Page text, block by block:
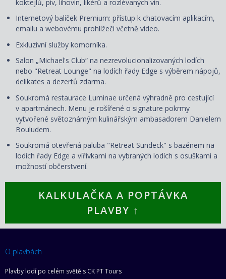
koktejlů, piv, lihovin, likérů a rozlévaných vín.
Internetový balíček Premium: přístup k chatovacím aplikacím,
emailu a webovému prohlížeči včetně video.
Exkluzivní služby komorníka.
Salon „Michael's Club“ na nezrevolucionalizovaných lodích
nebo "Retreat Lounge" na lodích řady Edge s výběrem nápojů,
delikates a dezertů zdarma.
Soukromá restaurace Luminae určená výhradně pro cestující
v apartmánech. Menu je rošířené o signature pokrmy
vytvořené světoznámým kulinářským ambasadorem Danielem
Bouludem.
Soukromá otevřená paluba "Retreat Sundeck" s bazénem na
lodích řady Edge a vířivkami na vybraných lodích s osuškami a
možností občerstvení.
KALKULAČKA A POPTÁVKA
PLAVBY ↑
O plavbách
Plavby lodí po celém světě s CK PT Tours